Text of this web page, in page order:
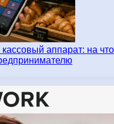
аппарат: на